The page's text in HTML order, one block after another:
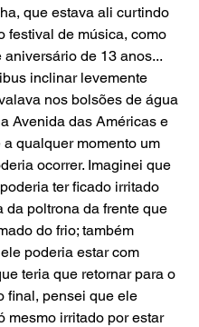
que estava ali curtindo
festival de música, como
aniversário de 13 anos...
inclinar levemente
nos bolsões de água
Avenida das Américas e
qualquer momento um
ocorrer. Imaginei que
ter ficado irritado
da poltrona da frente que
do frio; também
poderia estar com
teria que retornar para o
final, pensei que ele
mesmo irritado por estar